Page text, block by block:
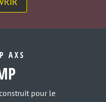
AXS
construit pour le